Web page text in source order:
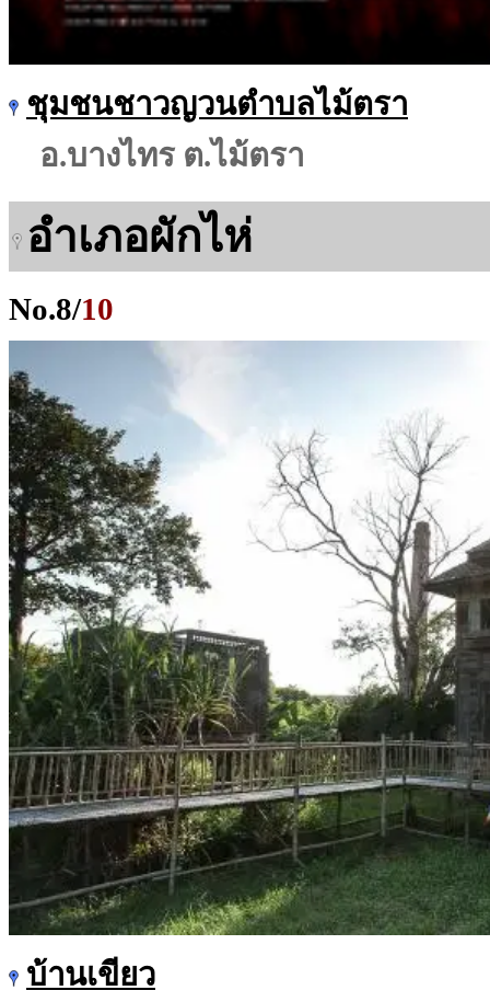
ชุมชนชาวญวนตำบลไม้ตรา
อ.บางไทร ต.ไม้ตรา
อำเภอผักไห่
No.8/10
บ้านเขียว